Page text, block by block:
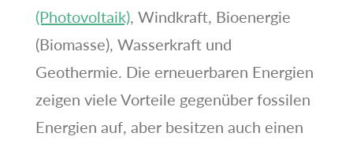
(Photovoltaik), Windkraft, Bioenergie
(Biomasse), Wasserkraft und
Geothermie. Die erneuerbaren Energien
zeigen viele Vorteile gegenüber fossilen
Energien auf, aber besitzen auch einen